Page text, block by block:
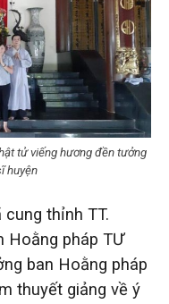
tử viếng hương đền tưởng
huyện
thỉnh TT.
Hoằng pháp TƯ
ban Hoằng pháp
thuyết giảng về ý